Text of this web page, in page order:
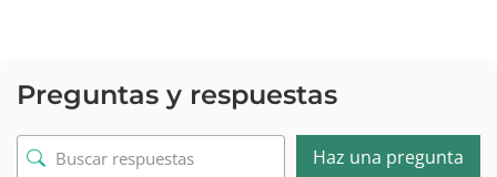
Preguntas y respuestas
Haz una pregunta